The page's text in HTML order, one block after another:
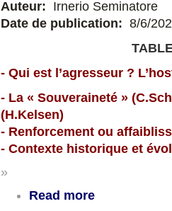
Auteur: Irnerio Seminatore
Date de publication: 8/6/
- Qui est l’agresseur ?
- La « Souveraineté »
(H.Kelsen)
- Renforcement ou
- Contexte historique et
»
Read more